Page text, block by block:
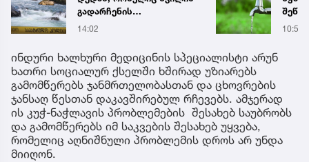
შეწყდება - GWP
აბონენტებს
10:58 13:14
ინდური ხალხური მედიცინის სპეციალისტი არუნ
ხათრი სოციალურ ქსელში ხშირად უზიარებს
გამომწერებს ჯანმრთელობასთან და ცხოვრების
ჯანსაღ წესთან დაკავშირებულ რჩევებს. ამჯერად
ის კუჭ-ნაჭლავის პრობლემების შესახებ საუბრობს
და გამომწერებს იმ საკვების შესახებ უყვება,
რომელიც აღნიშნული პრობლემის დროს არ უნდა
მიიღონ.